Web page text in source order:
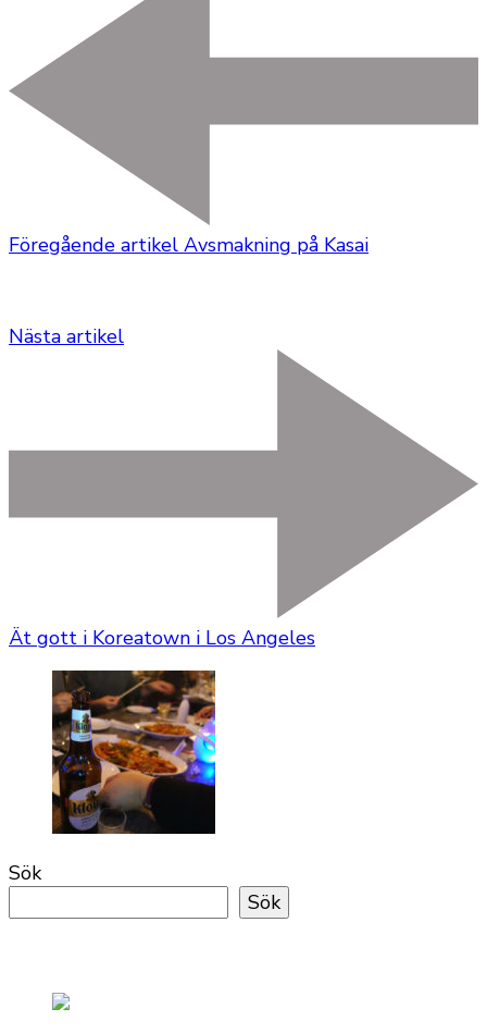
Föregående artikel Avsmakning på Kasai
Nästa artikel
Ät gott i Koreatown i Los Angeles
Sök
Sök